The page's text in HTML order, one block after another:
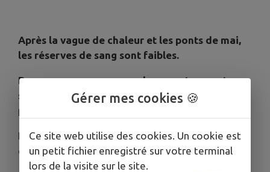
Après la vague de chaleur et les ponts de mai,
les réserves de sang sont faibles.
Donner son sang ou son plasma est un geste
simple, concret et essentiel. Une heure suffit
pour sauver des vies.
Et vous ? Votre prochain don, c’est pour
quand ? réserver mon don
Gérer mes cookies 🍪
Ce site web utilise des cookies. Un cookie est
un petit fichier enregistré sur votre terminal
lors de la visite sur le site.